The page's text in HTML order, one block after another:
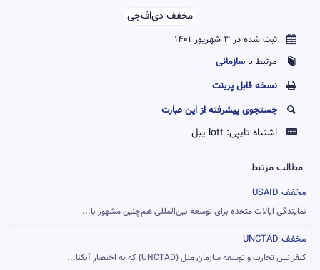
مخفف دی‌اف‌جی‌‌
ثبت شده در 3 شهریور 1401
مرتبط باسازمانی
نسخه قابل پرينت
جستجوی پیشرفته از این عبارت
اشتباه تایپی: lott یبل
مطالب مرتبط
مخفف USAID
نمایندگی ایالات متحده برای توسعه بین‌المللی هم‌چنین مشهور با...
مخفف UNCTAD
کنفرانس تجارت و توسعه سازمان ملل (UNCTAD) که به اختصار آنکتا...